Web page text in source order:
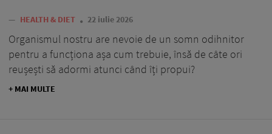
— HEALTH & DIET 22 iulie 2026
Organismul nostru are nevoie de un somn odihnitor
pentru a funcționa așa cum trebuie, însă de câte ori
reușești să adormi atunci când îți propui?
+ MAI MULTE